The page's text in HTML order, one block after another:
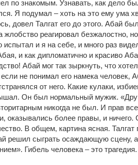
по знакомым. Узнавать, как дело
Я подумал – хоть на это ему ума
довел Талгат его до этого. Абай
реагировал безжалостно,
испытал и я на себе, и много раз
и как дипломатично и красиво
Абай мог так зыркнуть, что
не понимал его намека человек,
от него. Какие кулаки,
Он был нормальный мужик.
никогда не был. И прав
оказывались более правы, и
В общем, картина ясная.
решил сыграть осаждающую сцену,
Гибель человека – это